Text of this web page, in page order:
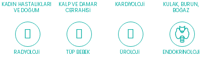
KADIN HASTALIKLARI
VE DOĞUM
KALP VE DAMAR
CERRAHISI
KARDIYOLOJI
KULAK, BURUN,
BOĞAZ
RADYOLOJI TÜP BEBEK ÜROLOJI ENDOKRINOLOJI